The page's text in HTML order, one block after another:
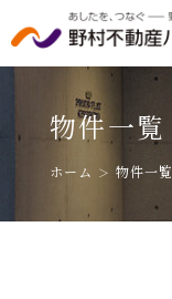
物件を探す
トップ
物件を探す
物件一覧
ホーム 物件一覧